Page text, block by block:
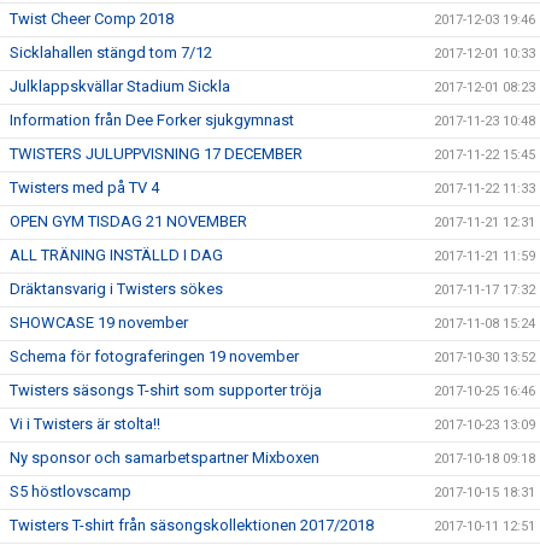
Twist Cheer Comp 2018 2017-12-03 19:46
Sicklahallen stängd tom 7/12 2017-12-01 10:33
Julklappskvällar Stadium Sickla 2017-12-01 08:23
Information från Dee Forker sjukgymnast 2017-11-23 10:48
TWISTERS JULUPPVISNING 17 DECEMBER 2017-11-22 15:45
Twisters med på TV 4 2017-11-22 11:33
OPEN GYM TISDAG 21 NOVEMBER 2017-11-21 12:31
ALL TRÄNING INSTÄLLD I DAG 2017-11-21 11:59
Dräktansvarig i Twisters sökes 2017-11-17 17:32
SHOWCASE 19 november 2017-11-08 15:24
Schema för fotograferingen 19 november 2017-10-30 13:52
Twisters säsongs T-shirt som supporter tröja 2017-10-25 16:46
Vi i Twisters är stolta!! 2017-10-23 13:09
Ny sponsor och samarbetspartner Mixboxen 2017-10-18 09:18
S5 höstlovscamp 2017-10-15 18:31
Twisters T-shirt från säsongskollektionen 2017/2018 2017-10-11 12:51